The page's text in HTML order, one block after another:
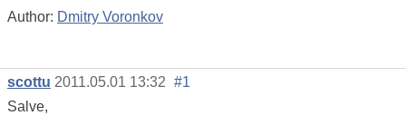
Author: Dmitry Voronkov
scottu 2011.05.01 13:32 #1
Salve,